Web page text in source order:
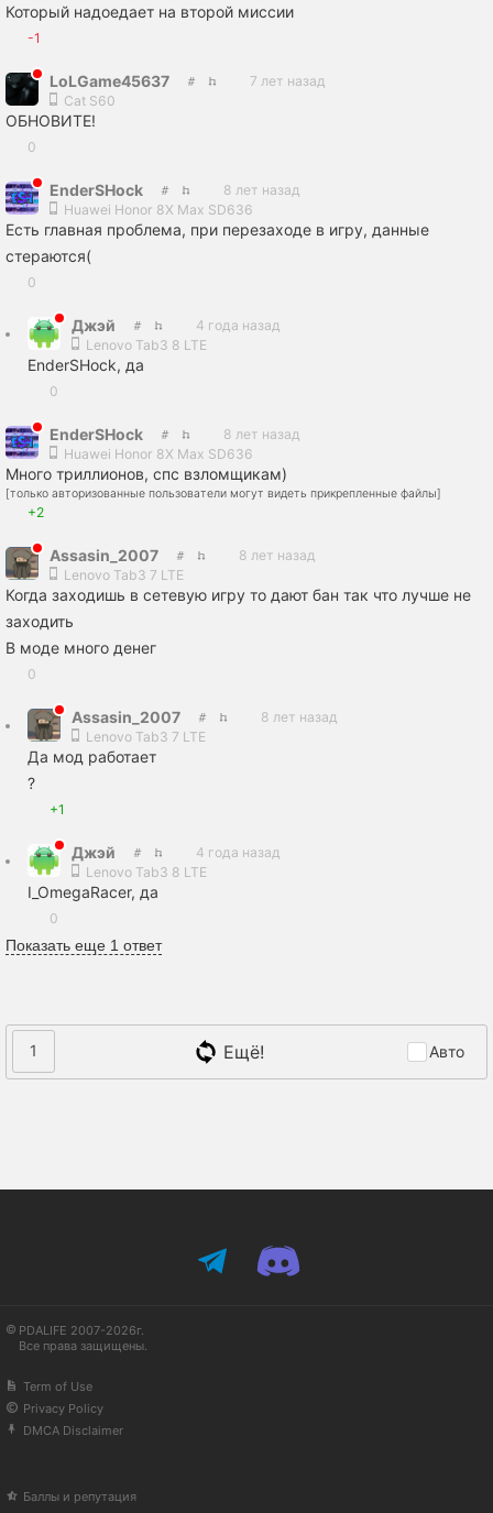
Который надоедает на второй миссии
-1
LoLGame45637
7 лет назад
Cat S60
ОБНОВИТЕ!
0
EnderSHock
8 лет назад
Huawei Honor 8X Max SD636
Есть главная проблема, при перезаходе в игру, данные
стераются(
0
Джэй
4 года назад
Lenovo Tab3 8 LTE
EnderSHock, да
0
EnderSHock
8 лет назад
Huawei Honor 8X Max SD636
Много триллионов, спс взломщикам)
[только авторизованные пользователи могут видеть прикрепленные файлы]
+2
Assasin_2007
8 лет назад
Lenovo Tab3 7 LTE
Когда заходишь в сетевую игру то дают бан так что лучше не
заходить
В моде много денег
0
Assasin_2007
8 лет назад
Lenovo Tab3 7 LTE
Да мод работает
?
+1
Джэй
4 года назад
Lenovo Tab3 8 LTE
I_OmegaRacer, да
0
Показать еще 1 ответ
1 Ещё! Авто
PDALIFE 2007-2026г.
Все права защищены.
Term of Use
Privacy Policy
DMCA Disclaimer
Баллы и репутация